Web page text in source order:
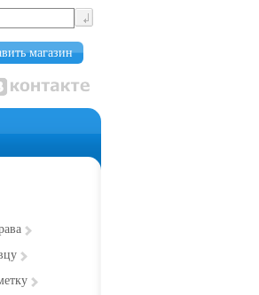
магазин